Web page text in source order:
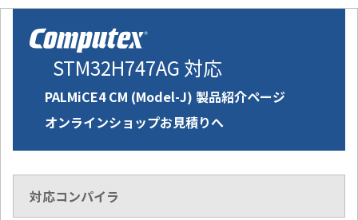
STM32H747AG 対応
PALMiCE4 CM (Model-J) 製品紹介ページ
オンラインショップお見積りへ
対応コンパイラ